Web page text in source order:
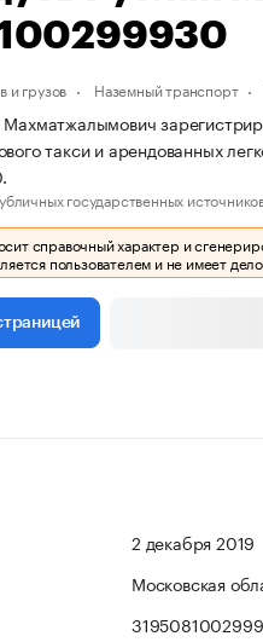
и грузов Наземный транспорт
такси и арендованных
государственных
справочный характер и
пользователем и не имеет
2 декабря 2019
Московская